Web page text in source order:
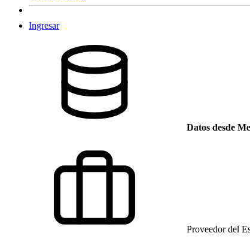
Ingresar
Datos desde
Proveedor del